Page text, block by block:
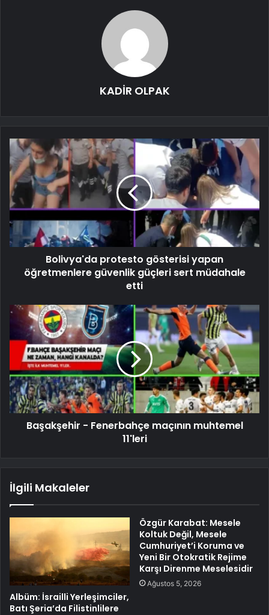
KADİR OLPAK
Bolivya'da protesto gösterisi yapan
öğretmenlere güvenlik güçleri sert müdahale
etti
Başakşehir - Fenerbahçe maçının muhtemel
11'leri
İlgili Makaleler
Albüm: İsrailli Yerleşimciler,
Batı Şeria’da Filistinlilere
Özgür Karabat: Mesele
Koltuk Değil, Mesele
Cumhuriyet’i Koruma ve
Yeni Bir Otokratik Rejime
Karşı Direnme Meselesidir
Ağustos 5, 2026